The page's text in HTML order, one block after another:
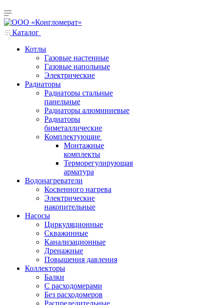
Каталог
Котлы
Газовые настенные
Газовые напольные
Электрические
Радиаторы
Радиаторы стальные
панельные
Радиаторы алюминиевые
Радиаторы
биметаллические
Комплектующие
Монтажные
комплекты
Терморегулирующая
арматура
Водонагреватели
Косвенного нагрева
Электрические
накопительные
Насосы
Циркуляционные
Скважинные
Канализационные
Дренажные
Повышения давления
Коллекторы
Балки
С расходомерами
Без расходомеров
Распределительные